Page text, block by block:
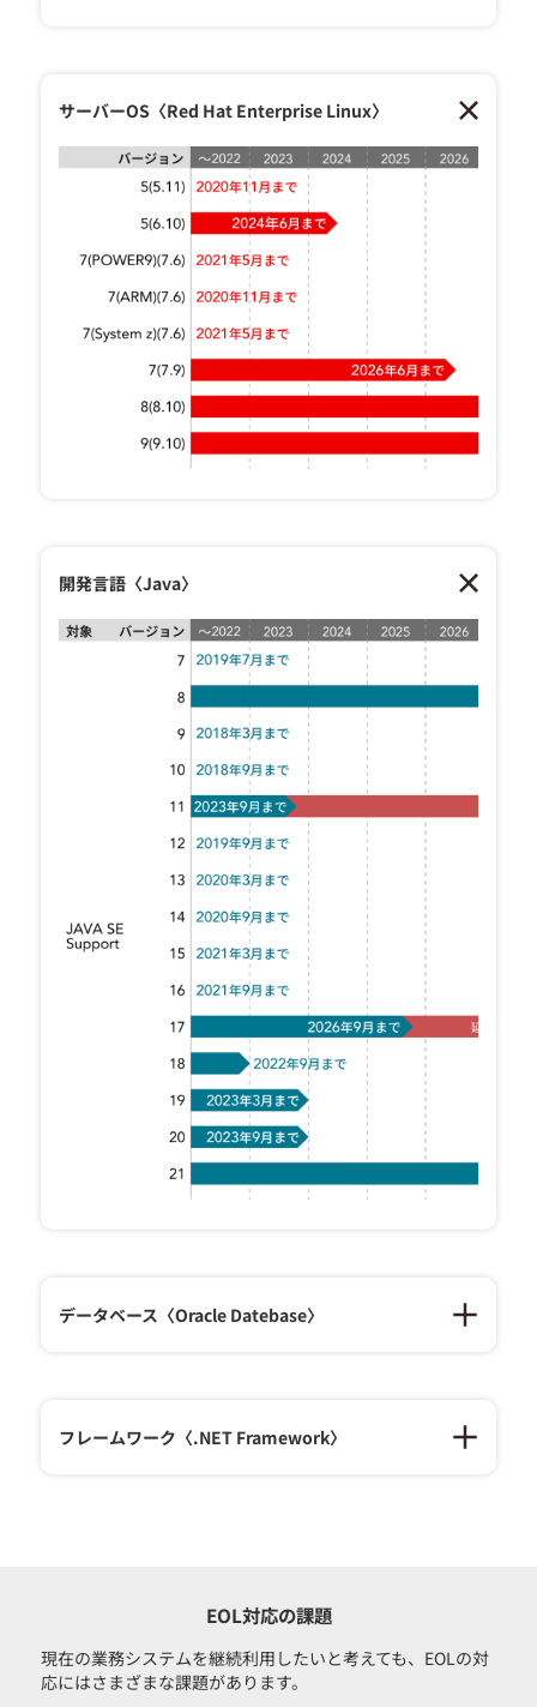
サーバーOS〈Red Hat Enterprise Linux〉
開発言語〈Java〉
データベース〈Oracle Datebase〉
フレームワーク〈.NET Framework〉
EOL対応の課題
現在の業務システムを継続利用したいと考えても、EOLの対
応にはさまざまな課題があります。